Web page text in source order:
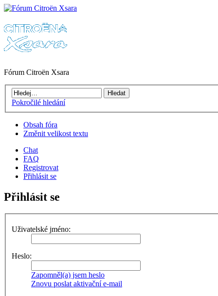
Fórum Citroën Xsara
Pokročilé hledání
Obsah fóra
Změnit velikost textu
Chat
FAQ
Registrovat
Přihlásit se
Přihlásit se
Uživatelské jméno:
Heslo:
Zapomněl(a) jsem heslo
Znovu poslat aktivační e-mail